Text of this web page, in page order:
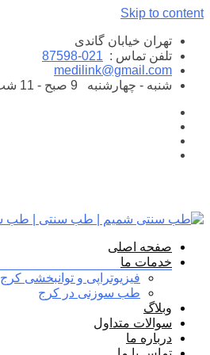
Skip to content
تهران خیابان گاندی
تلفن تماس : 021-87598
medilink@gmail.com
شنبه - چهارشنبه
صفحه اصلی
خدمات ما
فیزیوتراپی و توانبخشی کرج
طب سوزنی در کرج
وبلاگ
سوالات متداول
درباره ما